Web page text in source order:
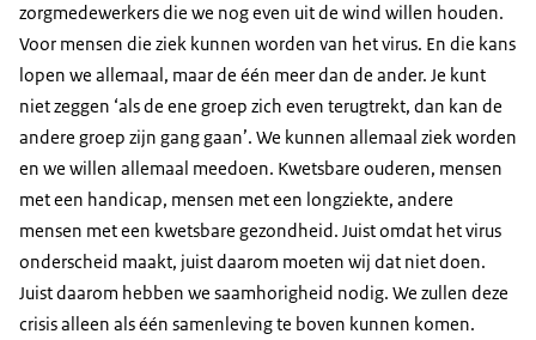
zorgmedewerkers die we nog even uit de wind willen houden.
Voor mensen die ziek kunnen worden van het virus. En die kans
lopen we allemaal, maar de één meer dan de ander. Je kunt
niet zeggen ‘als de ene groep zich even terugtrekt, dan kan de
andere groep zijn gang gaan’. We kunnen allemaal ziek worden
en we willen allemaal meedoen. Kwetsbare ouderen, mensen
met een handicap, mensen met een longziekte, andere
mensen met een kwetsbare gezondheid. Juist omdat het virus
onderscheid maakt, juist daarom moeten wij dat niet doen.
Juist daarom hebben we saamhorigheid nodig. We zullen deze
crisis alleen als één samenleving te boven kunnen komen.